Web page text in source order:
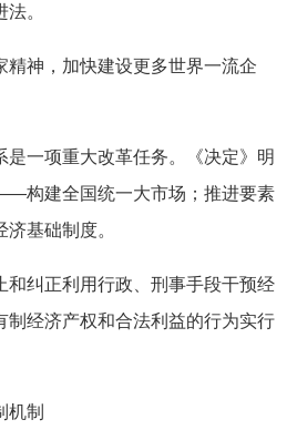
进法。
精神，加快建设更多世界一流企
是一项重大改革任务。《决定》明
构建全国统一大市场；推进要素
经济基础制度。
和纠正利用行政、刑事手段干预经
制经济产权和合法利益的行为实行
制机制